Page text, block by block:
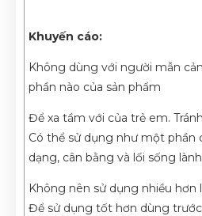
Khuyến cáo:
Không dùng với người mẫn
phần nào của sản phẩm
Để xa tầm với của trẻ em.
Có thể sử dụng như một phần
dạng, cân bằng và lối sống
Không nên sử dụng nhiều hơn
Để sử dụng tốt hơn dùng